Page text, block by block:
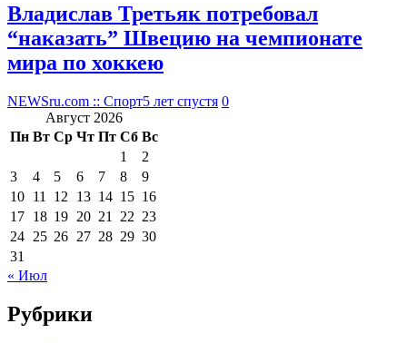
Владислав Третьяк потребовал
“наказать” Швецию на чемпионате
мира по хоккею
NEWSru.com :: Спорт5 лет спустя 0
Август 2026
Пн Вт Ср Чт Пт Сб Вс
1
2
3
4 5 6 7 8
9
10 11 12 13 14 15 16
17 18 19 20 21 22 23
24 25 26 27 28 29 30
31
« Июл
Рубрики